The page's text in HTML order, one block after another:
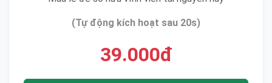
(Tự động kích hoạt sau 20s)
39.000đ